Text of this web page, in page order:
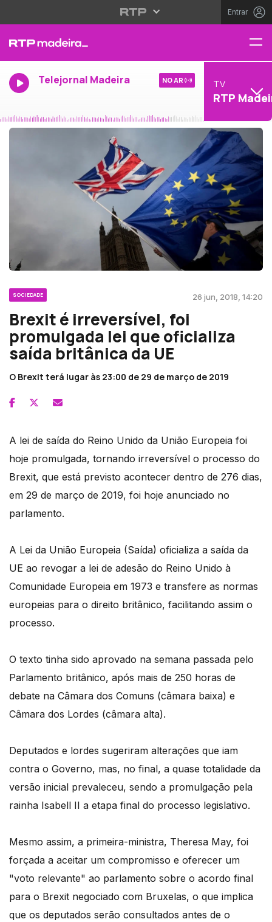
Entrar
Telejornal Madeira NO AR TV
RTP
SOCIEDADE 26 jun, 2018, 14:20
Brexit é irreversível, foi
promulgada lei que oficializa
saída britânica da UE
O Brexit terá lugar às 23:00 de 29 de março de 2019
A lei de saída do Reino Unido da União Europeia foi
hoje promulgada, tornando irreversível o processo do
Brexit, que está previsto acontecer dentro de 276 dias,
em 29 de março de 2019, foi hoje anunciado no
parlamento.
A Lei da União Europeia (Saída) oficializa a saída da
UE ao revogar a lei de adesão do Reino Unido à
Comunidade Europeia em 1973 e transfere as normas
europeias para o direito britânico, facilitando assim o
processo.
O texto tinha sido aprovado na semana passada pelo
Parlamento britânico, após mais de 250 horas de
debate na Câmara dos Comuns (câmara baixa) e
Câmara dos Lordes (câmara alta).
Deputados e lordes sugeriram alterações que iam
contra o Governo, mas, no final, a quase totalidade da
versão inicial prevaleceu, sendo a promulgação pela
rainha Isabell II a etapa final do processo legislativo.
Mesmo assim, a primeira-ministra, Theresa May, foi
forçada a aceitar um compromisso e oferecer um
"voto relevante" ao parlamento sobre o acordo final
para o Brexit negociado com Bruxelas, o que implica
que os deputados serão consultados antes de o